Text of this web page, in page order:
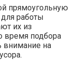
прямоугольную
работы
их из
время подбора
внимание на